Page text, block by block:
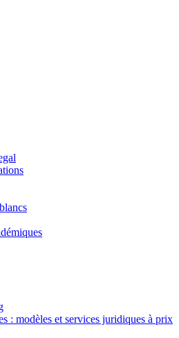
: modèles et services juridiques à prix